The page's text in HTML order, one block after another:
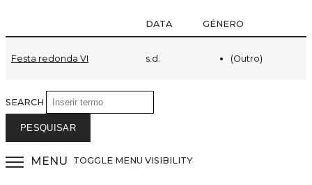
DATA GÉNERO
Festa redonda VI s.d. (Outro)
SEARCH
MENU TOGGLE MENU VISIBILITY